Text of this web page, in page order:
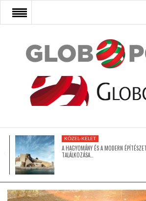
FŐOLDAL
AFRIKA
ÁZSIA
KÖZEL-KELET
A HAGYOMÁNY ÉS A MODERN ÉPÍTÉSZET
TALÁLKOZÁSA…